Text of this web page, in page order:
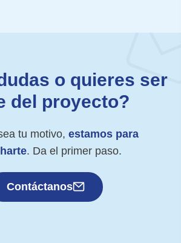
o quieres ser
del proyecto?
tu motivo, estamos para
. Da el primer paso.
Contáctanos